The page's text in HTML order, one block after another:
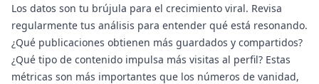
Los datos son tu brújula para el crecimiento viral. Revisa
regularmente tus análisis para entender qué está resonando.
¿Qué publicaciones obtienen más guardados y compartidos?
¿Qué tipo de contenido impulsa más visitas al perfil? Estas
métricas son más importantes que los números de vanidad,